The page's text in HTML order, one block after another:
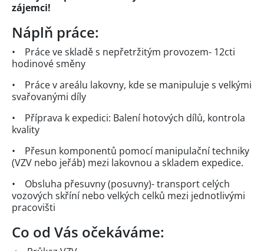
zájemci!
Náplň práce:
• Práce ve skladě s nepřetržitým provozem- 12cti
hodinové směny
• Práce v areálu lakovny, kde se manipuluje s velkými
svařovanými díly
• Příprava k expedici: Balení hotových dílů, kontrola
kvality
• Přesun komponentů pomocí manipulační techniky
(VZV nebo jeřáb) mezi lakovnou a skladem expedice.
• Obsluha přesuvny (posuvny)- transport celých
vozových skříní nebo velkých celků mezi jednotlivými
pracovišti
Co od Vás očekáváme: